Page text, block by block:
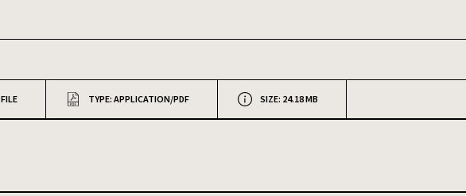
TYPE: APPLICATION/PDF SIZE: 24.18 MB